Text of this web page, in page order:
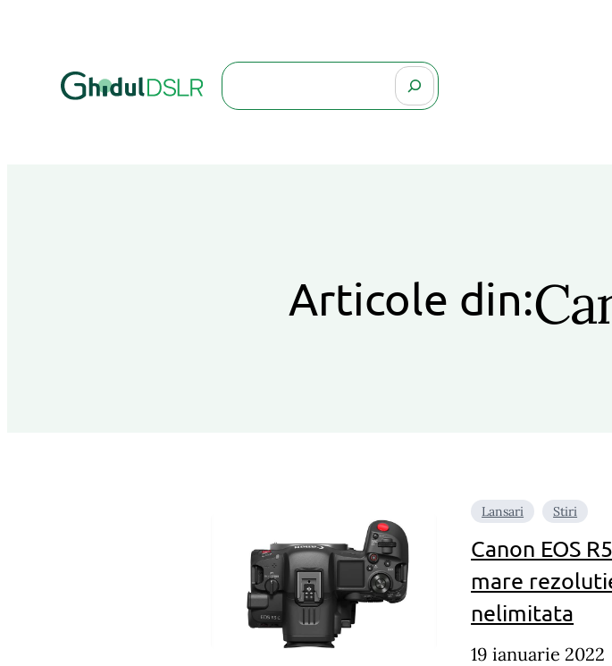
Search
Articole din:
Lansari Stiri
Canon EOS
mare
nelimitata
19 ianuarie 2022